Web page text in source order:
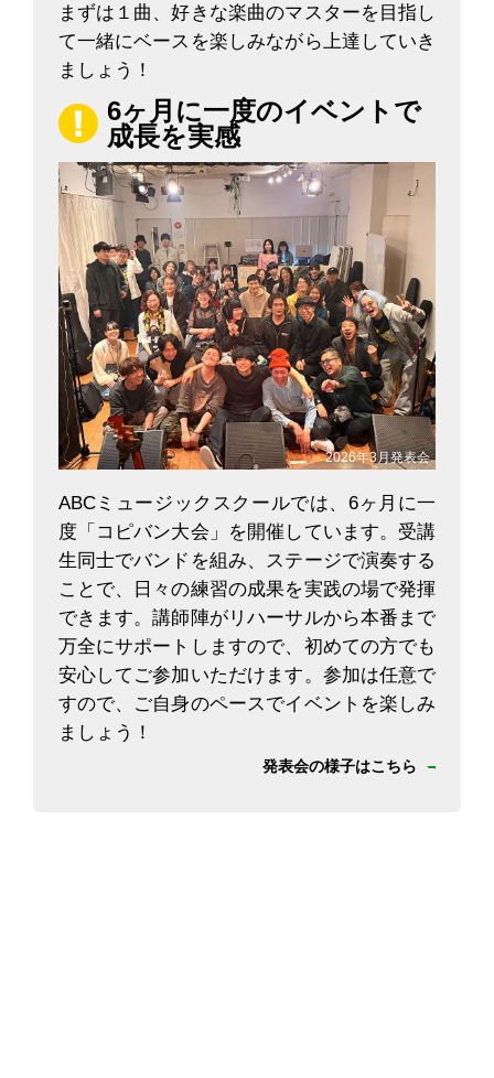
まずは１曲、好きな楽曲のマスターを目指し
て一緒にベースを楽しみながら上達していき
ましょう！
6ヶ月に一度のイベントで
成長を実感
2026年3月発表会
ABCミュージックスクールでは、6ヶ月に一
度「コピバン大会」を開催しています。受講
生同士でバンドを組み、ステージで演奏する
ことで、日々の練習の成果を実践の場で発揮
できます。講師陣がリハーサルから本番まで
万全にサポートしますので、初めての方でも
安心してご参加いただけます。参加は任意で
すので、ご自身のペースでイベントを楽しみ
ましょう！
発表会の様子はこちら